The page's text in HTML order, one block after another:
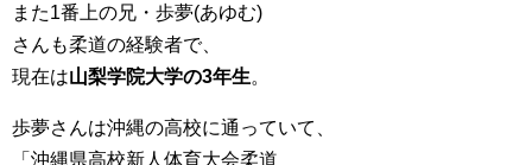
また1番上の兄・歩夢(あゆむ)
さんも柔道の経験者で、
現在は山梨学院大学の3年生。
歩夢さんは沖縄の高校に通っていて、
「沖縄県高校新人体育大会柔道